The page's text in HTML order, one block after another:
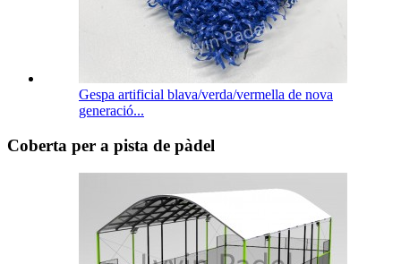
Gespa artificial blava/verda/vermella de nova
generació...
Coberta per a pista de pàdel